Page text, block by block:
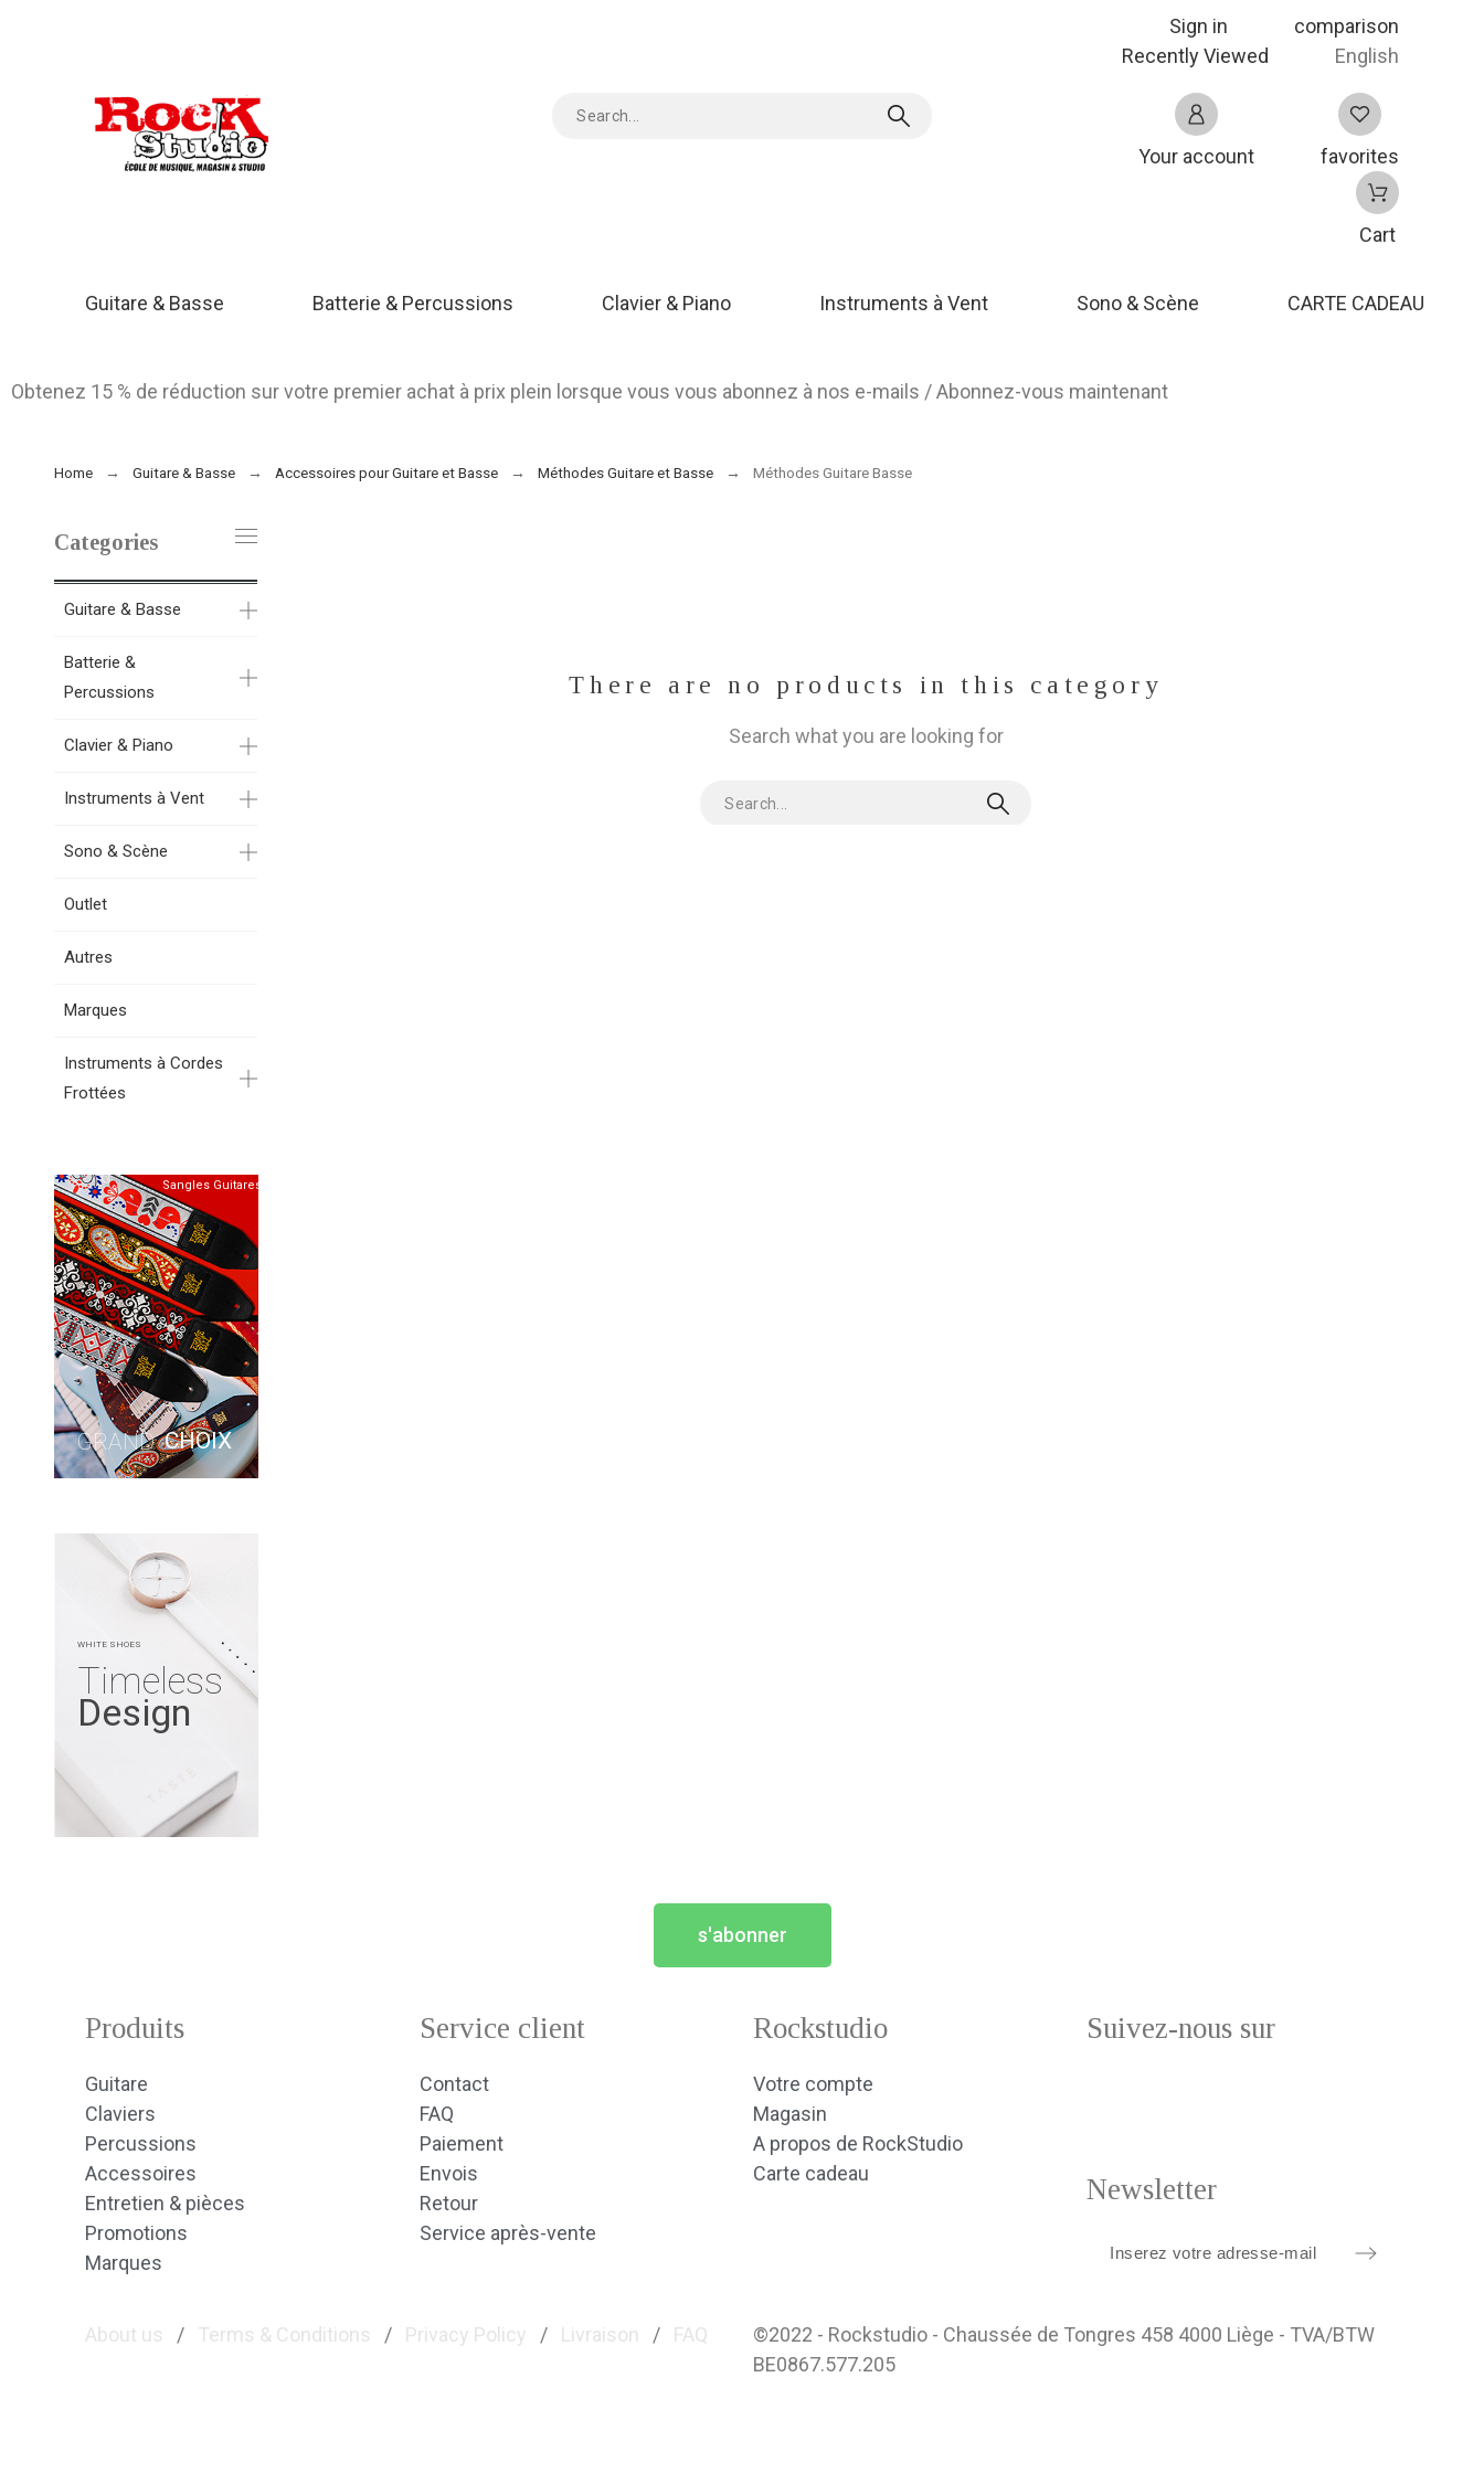
Sign in
Recently Viewed
comparison
English
Your account favorites
Cart
Guitare & Basse Batterie & Percussions Clavier & Piano Instruments à Vent Sono & Scène CARTE CADEAU
Obtenez 15 % de réduction sur votre premier achat à prix plein lorsque vous vous abonnez à nos e-mails / Abonnez-vous maintenant
Home Guitare & Basse Accessoires pour Guitare et Basse Méthodes Guitare et Basse Méthodes Guitare Basse
Categories
Guitare & Basse
Batterie &
Percussions
Clavier & Piano
Instruments à Vent
Sono & Scène
Outlet
Autres
Marques
Instruments à Cordes
Frottées
Sangles Guitares
GRAND CHOIX
WHITE SHOES
Timeless
Design
There are no products in this category
Search what you are looking for
s'abonner
Produits
Guitare
Claviers
Percussions
Accessoires
Entretien & pièces
Promotions
Marques
Service client
Contact
FAQ
Paiement
Envois
Retour
Service après-vente
Rockstudio
Votre compte
Magasin
A propos de RockStudio
Carte cadeau
Suivez-nous sur
Newsletter
About us / Terms & Conditions / Privacy Policy / Livraison / FAQ
©2022 - Rockstudio - Chaussée de Tongres 458 4000 Liège - TVA/BTW
BE0867.577.205